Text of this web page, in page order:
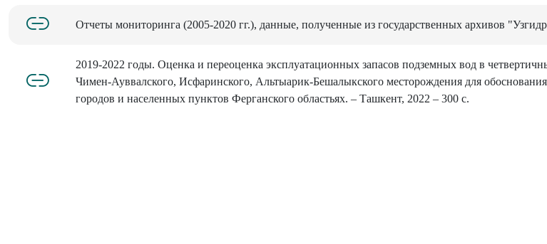
Отчеты мониторинга (2005-2020 гг.), данные, полученные из государственных архивов
2019-2022 годы. Оценка и переоценка эксплуатационных запасов подземных вод в
Чимен-Ауввалского, Исфаринского, Альтыарик-Бешалыкского месторождения для
городов и населенных пунктов Ферганского областьях. – Ташкент, 2022 – 300 с.